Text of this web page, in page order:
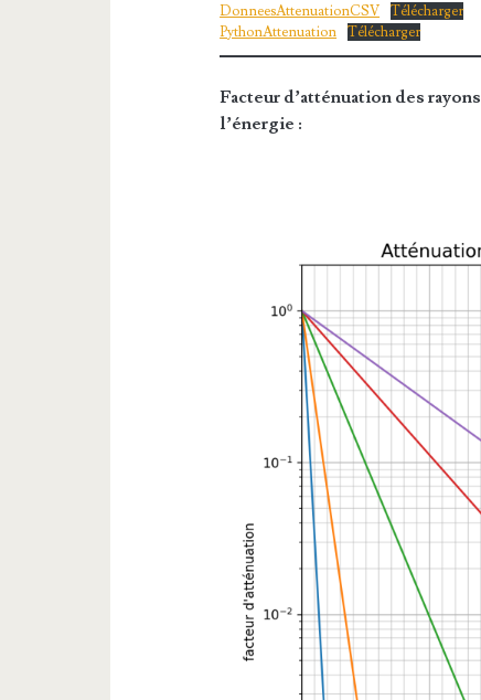
DonneesAttenuationCSV
Télécharger
PythonAttenuation
Télécharger
Facteur d’atténuation des
l’énergie :